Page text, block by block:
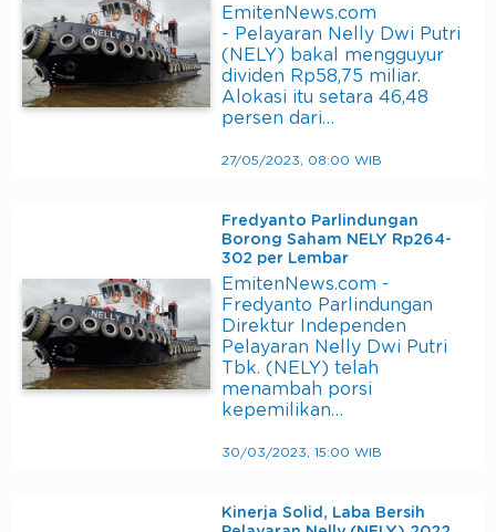
EmitenNews.com
- Pelayaran Nelly Dwi Putri
(NELY) bakal mengguyur
dividen Rp58,75 miliar.
Alokasi itu setara 46,48
persen dari…
27/05/2023, 08:00 WIB
Fredyanto Parlindungan
Borong Saham NELY Rp264-
302 per Lembar
EmitenNews.com -
Fredyanto Parlindungan
Direktur Independen
Pelayaran Nelly Dwi Putri
Tbk. (NELY) telah
menambah porsi
kepemilikan…
30/03/2023, 15:00 WIB
Kinerja Solid, Laba Bersih